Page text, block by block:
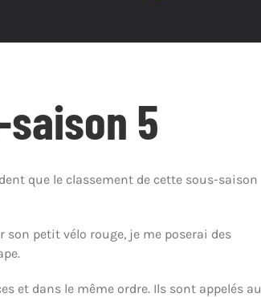
saison 5
que le classement de cette sous-saison
petit vélo rouge, je me poserai des
et dans le même ordre. Ils sont appelés au